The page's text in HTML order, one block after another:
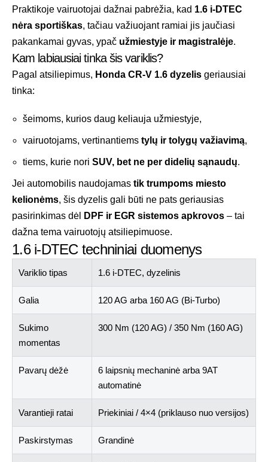
Praktikoje vairuotojai dažnai pabrėžia, kad 1.6 i-DTEC
nėra sportiškas, tačiau važiuojant ramiai jis jaučiasi
pakankamai gyvas, ypač užmiestyje ir magistralėje.
Kam labiausiai tinka šis variklis?
Pagal atsiliepimus, Honda CR-V 1.6 dyzelis geriausiai
tinka:
šeimoms, kurios daug keliauja užmiestyje,
vairuotojams, vertinantiems tylų ir tolygų važiavimą,
tiems, kurie nori SUV, bet ne per didelių sąnaudų.
Jei automobilis naudojamas tik trumpoms miesto
kelionėms, šis dyzelis gali būti ne pats geriausias
pasirinkimas dėl
DPF ir EGR sistemos apkrovos – tai
dažna tema vairuotojų atsiliepimuose.
1.6 i-DTEC techniniai duomenys
Variklio tipas 1.6 i-DTEC, dyzelinis
Galia 120 AG arba 160 AG (Bi-Turbo)
Sukimo
momentas
300 Nm (120 AG) / 350 Nm (160 AG)
Pavarų dėžė
6 laipsnių mechaninė arba 9AT
automatinė
Varantieji ratai Priekiniai / 4×4 (priklauso nuo versijos)
Paskirstymas Grandinė